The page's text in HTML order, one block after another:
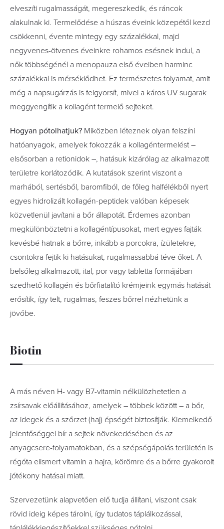
elveszíti rugalmasságát, megereszkedik, és ráncok
alakulnak ki. Termelődése a húszas éveink közepétől kezd
csökkenni, évente mintegy egy százalékkal, majd
negyvenes-ötvenes éveinkre rohamos esésnek indul, a
nők többségénél a menopauza első éveiben harminc
százalékkal is mérséklődhet. Ez természetes folyamat, amit
még a napsugárzás is felgyorsít, mivel a káros UV sugarak
meggyengítik a kollagént termelő sejteket.
Hogyan pótolhatjuk? Miközben léteznek olyan felszíni
hatóanyagok, amelyek fokozzák a kollagéntermelést –
elsősorban a retionidok –, hatásuk kizárólag az alkalmazott
területre korlátozódik. A kutatások szerint viszont a
marhából, sertésből, baromfiból, de főleg halfélékből nyert
egyes hidrolizált kollagén-peptidek valóban képesek
közvetlenül javítani a bőr állapotát. Érdemes azonban
megkülönböztetni a kollagéntípusokat, mert egyes fajták
kevésbé hatnak a bőrre, inkább a porcokra, ízületekre,
csontokra fejtik ki hatásukat, rugalmassabbá téve őket. A
belsőleg alkalmazott, ital, por vagy tabletta formájában
szedhető kollagén és bőrfiatalító krémjeink egymás hatását
erősítik, így telt, rugalmas, feszes bőrrel nézhetünk a
jövőbe.
Biotin
A más néven H- vagy B7-vitamin nélkülözhetetlen a
zsírsavak előállításához, amelyek – többek között – a bőr,
az idegek és a szőrzet (haj) épségét biztosítják. Kiemelkedő
jelentőséggel bír a sejtek növekedésében és az
anyagcsere-folyamatokban, és a szépségápolás területén is
régóta elismert vitamin a hajra, körömre és a bőrre gyakorolt
jótékony hatásai miatt.
Szervezetünk alapvetően elő tudja állítani, viszont csak
rövid ideig képes tárolni, így tudatos táplálkozással,